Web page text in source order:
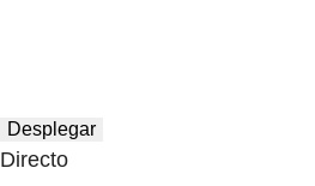
Desplegar
Directo